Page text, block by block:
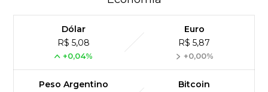
Dólar
R$ 5,08
+0,04%
Euro
R$ 5,87
+0,00%
Peso Argentino
Bitcoin